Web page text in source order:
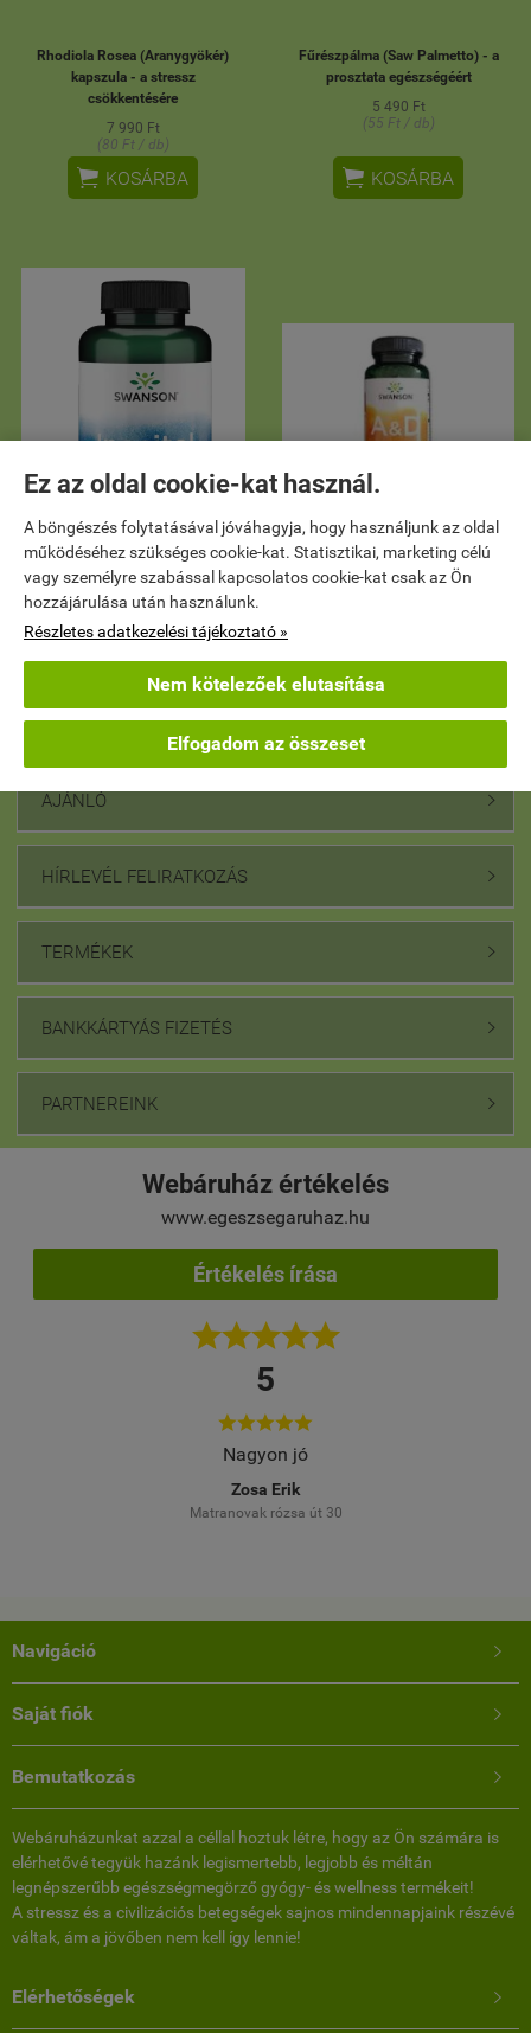
Ez az oldal cookie-kat használ.
A böngészés folytatásával jóváhagyja, hogy használjunk az oldal
működéséhez szükséges cookie-kat. Statisztikai, marketing célú
vagy személyre szabással kapcsolatos cookie-kat csak az Ön
hozzájárulása után használunk.
Részletes adatkezelési tájékoztató »
Nem kötelezőek elutasítása
Elfogadom az összeset
Rhodiola Rosea (Aranygyökér)
kapszula - a stressz
csökkentésére
7 990 Ft
(80 Ft / db)
 KOSÁRBA
Fűrészpálma (Saw Palmetto) - a
prosztata egészségéért
5 490 Ft
(55 Ft / db)
 KOSÁRBA
Inositol kapszula - a
hormonrendszer és az
idegrendszer egészségéért
AJÁNLATKÉRÉS
A és D vitamin - az
 KOSÁRBA
AJÁNLÓ 
HÍRLEVÉL FELIRATKOZÁS 
TERMÉKEK 
BANKKÁRTYÁS FIZETÉS 
PARTNEREINK 
Webáruház értékelés
www.egeszsegaruhaz.hu
Értékelés írása

5

Nagyon jó
Zosa Erik
Matranovak rózsa út 30
Navigáció 
Saját fiók 
Bemutatkozás 
Webáruházunkat azzal a céllal hoztuk létre, hogy az Ön számára is
elérhetővé tegyük hazánk legismertebb, legjobb és méltán
legnépszerűbb egészségmegörző gyógy- és wellness termékeit!
A stressz és a civilizációs betegségek sajnos mindennapjaink részévé
váltak, ám a jövőben nem kell így lennie!
Elérhetőségek 